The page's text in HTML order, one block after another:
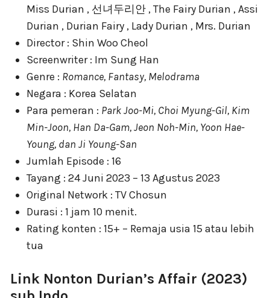
Miss Durian , 선녀두리안 , The Fairy Durian , Assi
Durian , Durian Fairy , Lady Durian , Mrs. Durian
Director : Shin Woo Cheol
Screenwriter : Im Sung Han
Genre : Romance, Fantasy, Melodrama
Negara : Korea Selatan
Para pemeran : Park Joo-Mi, Choi Myung-Gil, Kim
Min-Joon, Han Da-Gam, Jeon Noh-Min, Yoon Hae-
Young, dan Ji Young-San
Jumlah Episode : 16
Tayang : 24 Juni 2023 – 13 Agustus 2023
Original Network : TV Chosun
Durasi : 1 jam 10 menit.
Rating konten : 15+ – Remaja usia 15 atau lebih
tua
Link Nonton Durian’s Affair (2023)